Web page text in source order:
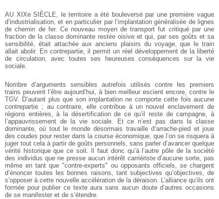
AU XIXe SIÈCLE, le territoire a été bouleversé par une première vague
d’industrialisation, et en particulier par l’implantation généralisée de lignes
de chemin de fer. Ce nouveau moyen de transport fut critiqué par une
fraction de la classe dominante restée oisive et qui, par ses goûts et sa
sensibilité, était attachée aux anciens plaisirs du voyage, que le train
allait abolir. En contrepartie, il permit un réel développement de la liberté
de circulation, avec toutes ses heureuses conséquences sur la vie
sociale.
Nombre d’arguments sensibles autrefois utilisés contre les premiers
trains peuvent l’être aujourd’hui, à bien meilleur escient encore, contre le
TGV. D’autant plus que son implantation ne comporte cette fois aucune
contrepartie ; au contraire, elle contribue à un nouvel enclavement de
régions entières, à la désertification de ce qu’il reste de campagne, à
l’appauvrissement de la vie sociale. Et ce n’est pas dans la classe
dominante, où tout le monde désormais travaille d’arrache-pied et joue
des coudes pour rester dans la course économique, que l’on se risquera à
juger tout cela à partir de goûts personnels, sans parler d’avancer quelque
vérité historique que ce soit. Il faut donc qu’à l’autre pôle de la société
des individus que ne presse aucun intérêt carriériste d’aucune sorte, pas
même en tant que "contre-experts" ou opposants officiels, se chargent
d’énoncer toutes les bonnes raisons, tant subjectives qu’objectives, de
s’opposer à cette nouvelle accélération de la déraison. L’alliance qu’ils ont
formée pour publier ce texte aura sans aucun doute d’autres occasions
de se manifester et de s’étendre.